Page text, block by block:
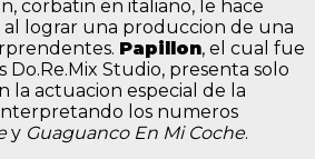
corbatin en italiano, le hace
al lograr una produccion de una
Papillon, el cual fue
Do.Re.Mix Studio, presenta solo
la actuacion especial de la
los numeros
y Guaguanco En Mi Coche.